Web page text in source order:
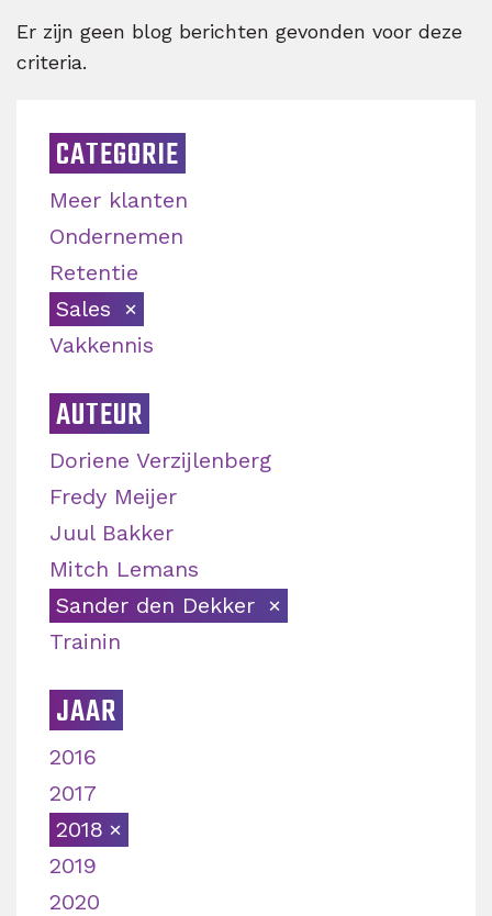
Er zijn geen blog berichten gevonden voor deze
criteria.
CATEGORIE
Meer klanten
Ondernemen
Retentie
Sales
Vakkennis
AUTEUR
Doriene Verzijlenberg
Fredy Meijer
Juul Bakker
Mitch Lemans
Sander den Dekker
Trainin
JAAR
2016
2017
2018
2019
2020